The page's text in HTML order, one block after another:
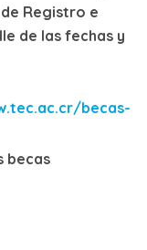
Registro e
de las fechas y
becas-
becas